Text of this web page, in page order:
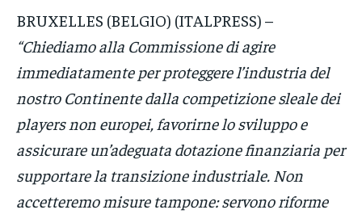
BRUXELLES (BELGIO) (ITALPRESS) –
“Chiediamo alla Commissione di agire
immediatamente per proteggere l’industria del
nostro Continente dalla competizione sleale dei
players non europei, favorirne lo sviluppo e
assicurare un’adeguata dotazione finanziaria per
supportare la transizione industriale. Non
accetteremo misure tampone: servono riforme